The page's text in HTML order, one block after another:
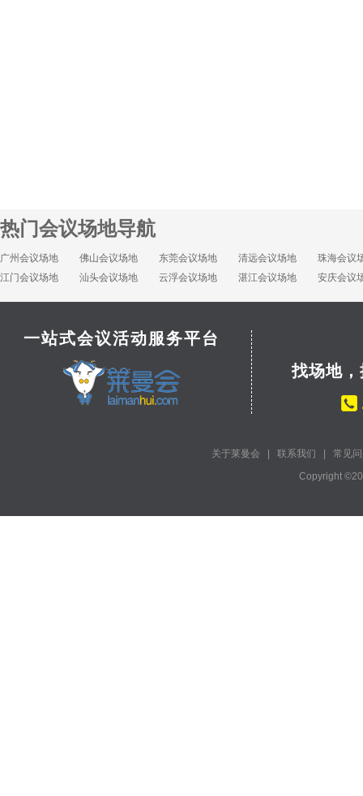
热门会议场地导航
广州会议场地 佛山会议场地 东莞会议场地 清远会议场地
珠海会议
江门会议场地
汕头会议场地 云浮会议场地 湛江会议场地 安庆会议
一站式会议活动服务平台
找场地
关于莱曼会 联系我们
常见
Copyright